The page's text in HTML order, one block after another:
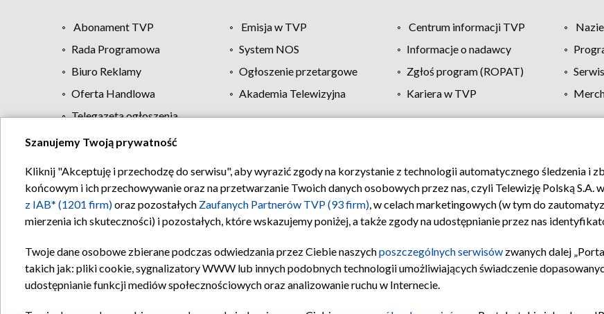
Abonament TVP Emisja w TVP Centrum informacji TVP
Rada Programowa
System NOS Informacje o nadawcy
Biuro Reklamy
Ogłoszenie przetargowe Zgłoś program (ROPAT)
Oferta Handlowa
Akademia Telewizyjna Kariera w TVP
Telegazeta ogłoszenia
Regulamin TVP Polityka prywatności Moje zgody Pomoc
Szanujemy Twoją prywatność
Kliknij "Akceptuję i przechodzę do serwisu", aby wyrazić zgody na korzystanie z technologii automatycznego śledzenia i
końcowym i ich przechowywanie oraz na przetwarzanie Twoich danych osobowych przez nas, czyli Telewizję Polską S.A.
z IAB* (1201 firm)oraz pozostałych Zaufanych Partnerów TVP (93 firm), w celach marketingowych (w tym do
mierzenia ich skuteczności) i pozostałych, które wskazujemy poniżej, a także zgody na udostępnianie przez nas
Twoje dane osobowe zbierane podczas odwiedzania przez Ciebie naszychposzczególnych serwisów zwanych dalej
takich jak: pliki cookie, sygnalizatory WWW lub innych podobnych technologii umożliwiających świadczenie
udostępnianie funkcji mediów społecznościowych oraz analizowanie ruchu w Internecie.